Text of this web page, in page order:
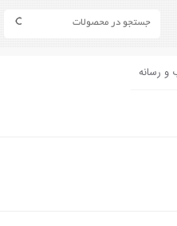
و رسانه